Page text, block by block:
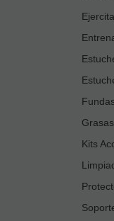
Grasas
Kits